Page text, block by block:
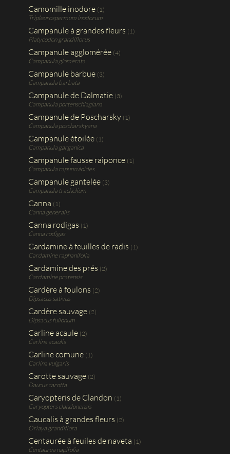
Camomille inodore (1)
Tripleurospermum inodorum
Campanule à grandes fleurs (1)
Platycodon grandiflorus
Campanule agglomérée (4)
Campanula glomerata
Campanule barbue (3)
Campanula barbata
Campanule de Dalmatie (3)
Campanula portenschlagiana
Campanule de Poscharsky (1)
Campanula poscharskyana
Campanule étoilée (1)
Campanula garganica
Campanule fausse raiponce (1)
Campanula rapunculoides
Campanule gantelée (3)
Campanula trachelium
Canna (1)
Canna generalis
Canna rodigas (1)
Canna rodigas
Cardamine à feuilles de radis (1)
Cardamine raphanifolia
Cardamine des prés (2)
Cardamine pratensis
Cardère à foulons (2)
Dipsacus sativus
Cardère sauvage (2)
Dipsacus fullonum
Carline acaule (2)
Carlina acaulis
Carline comune (1)
Carlina vulgaris
Carotte sauvage (2)
Daucus carotta
Caryopteris de Clandon (1)
Caryopters clandonensis
Caucalis à grandes fleurs (2)
Orlaya grandiflora
Centaurée à feuiles de naveta (1)
Centaurea napifolia